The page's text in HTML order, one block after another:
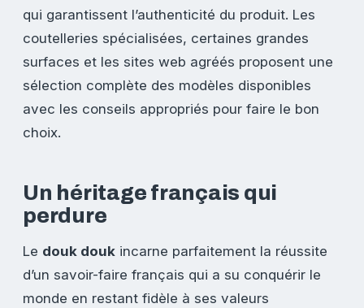
qui garantissent l’authenticité du produit. Les
coutelleries spécialisées, certaines grandes
surfaces et les sites web agréés proposent une
sélection complète des modèles disponibles
avec les conseils appropriés pour faire le bon
choix.
Un héritage français qui
perdure
Le douk douk incarne parfaitement la réussite
d’un savoir-faire français qui a su conquérir le
monde en restant fidèle à ses valeurs